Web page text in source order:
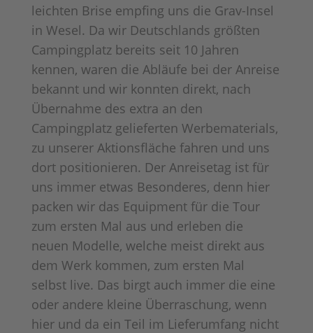
leichten Brise empfing uns die Grav-Insel
in Wesel. Da wir Deutschlands größten
Campingplatz bereits seit 10 Jahren
kennen, waren die Abläufe bei der Anreise
bekannt und wir konnten direkt, nach
Übernahme des extra an den
Campingplatz gelieferten Werbematerials,
zu unserer Aktionsfläche fahren und uns
dort positionieren. Der Anreisetag ist für
uns immer etwas Besonderes, denn hier
packen wir das Equipment für die Tour
zum ersten Mal aus und erleben die
neuen Modelle, welche meist direkt aus
dem Werk kommen, zum ersten Mal
selbst live. Das birgt auch immer die eine
oder andere kleine Überraschung, wenn
hier und da ein Teil im Lieferumfang nicht